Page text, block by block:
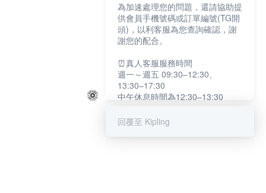
為加速處理您的問題，還請協助提
供會員手機號碼或訂單編號(TG開
頭)，以利客服為您查詢確認，謝
謝您的配合。
⏰真人客服服務時間
週一～週五 09:30–12:30、
13:30–17:30
中午休息時間為12:30–13:30
提醒您：系統會自動已讀訊息，如
回覆至 Kipling